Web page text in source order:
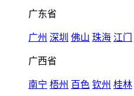
广东省
广州 深圳 佛山 珠海 江门
广西省
南宁 梧州 百色 钦州 桂林